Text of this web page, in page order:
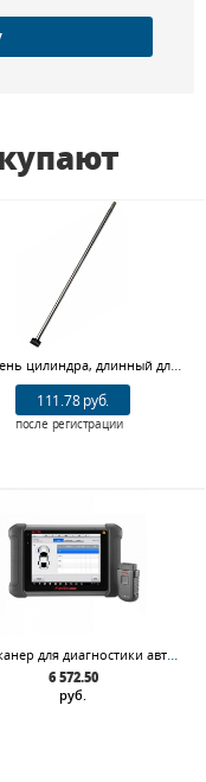
Поршень цилиндра, длинный для 46TRKE NORDBERG 13
111.78 руб.
после регистрации
Автосканер для диагностики автомобилей MaxiSys MS906TS
6 572.50
руб.